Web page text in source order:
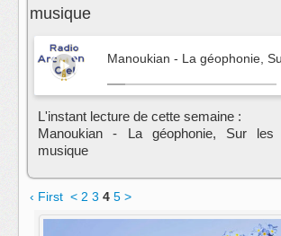
musique
L'instant lecture de cette semaine :
Manoukian - La géophonie, Sur
musique
‹ First < 2 3 4 5 >